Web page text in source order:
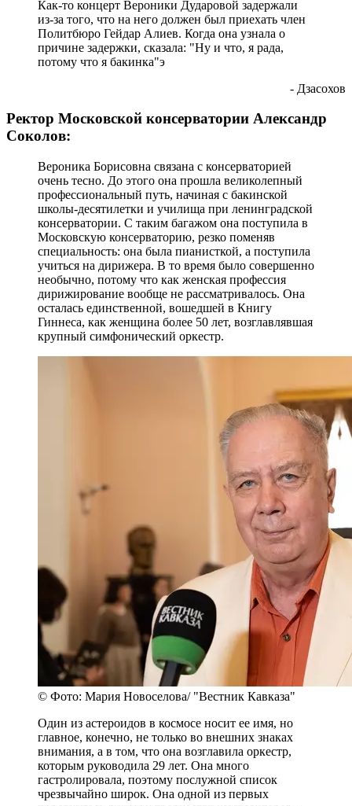
Как-то концерт Вероники Дударовой задержали
из-за того, что на него должен был приехать член
Политбюро Гейдар Алиев. Когда она узнала о
причине задержки, сказала: "Ну и что, я рада,
потому что я бакинка"э
- Дзасохов
Ректор Московской консерватории Александр
Соколов:
Вероника Борисовна связана с консерваторией
очень тесно. До этого она прошла великолепный
профессиональный путь, начиная с бакинской
школы-десятилетки и училища при ленинградской
консерватории. С таким багажом она поступила в
Московскую консерваторию, резко поменяв
специальность: она была пианисткой, а поступила
учиться на дирижера. В то время было совершенно
необычно, потому что как женская профессия
дирижирование вообще не рассматривалось. Она
осталась единственной, вошедшей в Книгу
Гиннеса, как женщина более 50 лет, возглавлявшая
крупный симфонический оркестр.
© Фото: Мария Новоселова/ "Вестник Кавказа"
Один из астероидов в космосе носит ее имя, но
главное, конечно, не только во внешних знаках
внимания, а в том, что она возглавила оркестр,
которым руководила 29 лет. Она много
гастролировала, поэтому послужной список
чрезвычайно широк. Она одной из первых